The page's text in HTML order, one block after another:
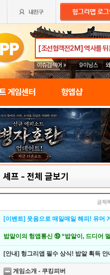
이슈검색어 » 9이닝스
게임센터 헝앱샵
셰프 - 전체 글보기
글제
[이벤트] 웃음으로 매일매일 해피! 유머
밥알이의 헝앱통신 ⑲ “밥알이, 드디어
[안내] 헝그리앱 필수 상식! 밥알 획득 안
게임소개 - 쿠킹피버